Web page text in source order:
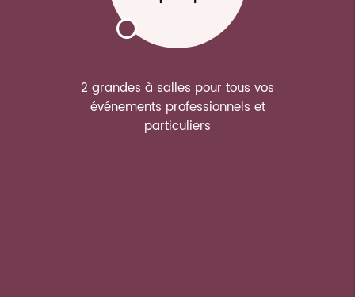
2 grandes à salles pour tous vos
événements professionnels et
particuliers